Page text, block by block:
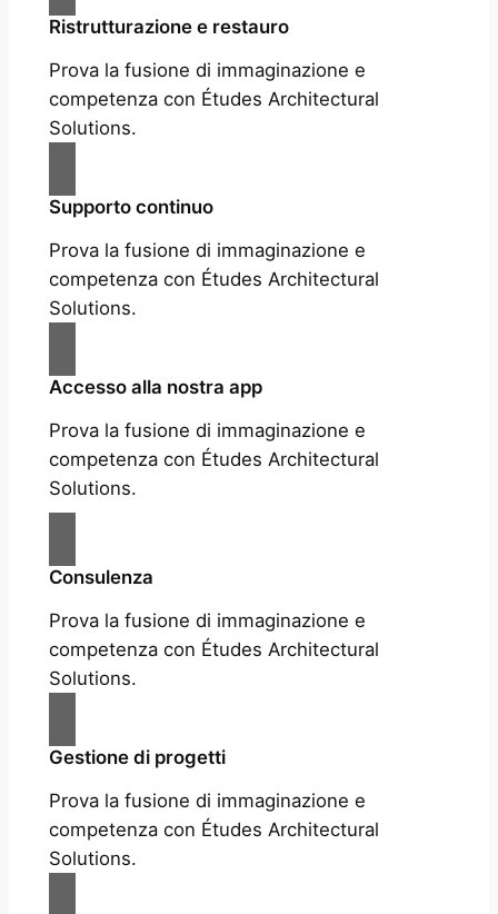
Ristrutturazione e restauro
Prova la fusione di immaginazione e
competenza con Études Architectural
Solutions.
Supporto continuo
Prova la fusione di immaginazione e
competenza con Études Architectural
Solutions.
Accesso alla nostra app
Prova la fusione di immaginazione e
competenza con Études Architectural
Solutions.
Consulenza
Prova la fusione di immaginazione e
competenza con Études Architectural
Solutions.
Gestione di progetti
Prova la fusione di immaginazione e
competenza con Études Architectural
Solutions.